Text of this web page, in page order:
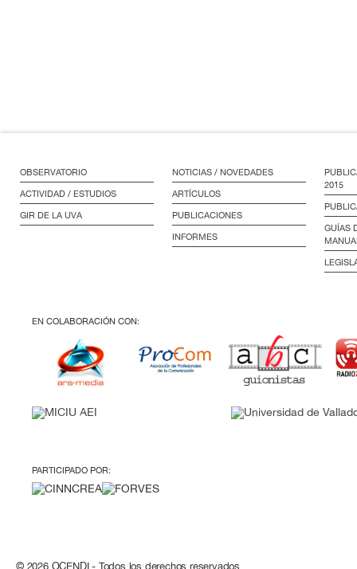
OBSERVATORIO
ACTIVIDAD / ESTUDIOS
GIR DE LA UVA
NOTICIAS / NOVEDADES
ARTÍCULOS
PUBLICACIONES
INFORMES
2015
GUÍAS
EN COLABORACIÓN CON:
PARTICIPADO POR:
© 2026 OCENDI - Todos los derechos reservados.